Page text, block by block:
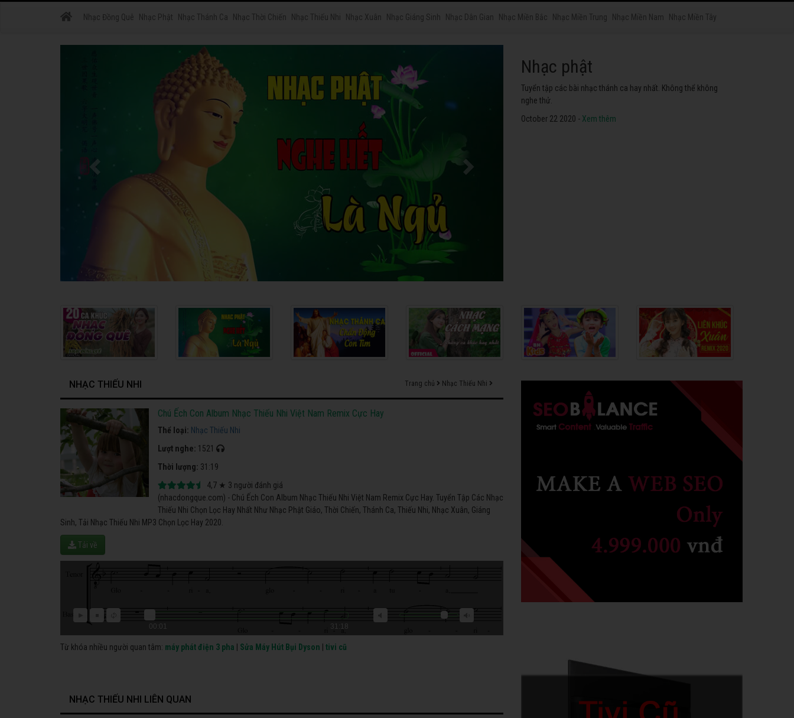
Nhạc Đồng Quê Nhạc Phật Nhạc Thánh Ca Nhạc Thời Chiến Nhạc Thiếu Nhi Nhạc Xuân Nhạc Giáng Sinh Nhạc Dân Gian Nhạc Miền Bắc Nhạc Miền Trung Nhạc Miền Nam Nhạc Miền Tây
Nhạc phật
Tuyển tập các bài nhạc thánh ca hay nhất. Không thể không
nghe thử.
October 22 2020 - Xem thêm
NHẠC THIẾU NHI Trang chủ Nhạc Thiếu Nhi
Chú Ếch Con Album Nhạc Thiếu Nhi Việt Nam Remix Cực Hay
Thể loại: Nhạc Thiếu Nhi
Lượt nghe: 1521
Thời lượng: 31:19
4,7 ★ 3 người đánh giá
(nhacdongque.com) - Chú Ếch Con Album Nhạc Thiếu Nhi Việt Nam Remix Cực Hay. Tuyển Tập Các Nhạc
Thiếu Nhi Chọn Lọc Hay Nhất Như Nhạc Phật Giáo, Thời Chiến, Thánh Ca, Thiếu Nhi, Nhạc Xuân, Giáng
Sinh, Tải Nhạc Thiếu Nhi MP3 Chọn Lọc Hay 2020.
Tải về
00:01 31:18
Từ khóa nhiều người quan tâm: máy phát điện 3 pha Sửa Máy Hút Bụi Dyson tivi cũ
NHẠC THIẾU NHI LIÊN QUAN